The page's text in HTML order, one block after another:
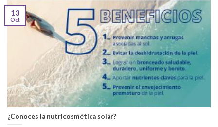
¿Conoces la nutricosmética solar?
13
Oct